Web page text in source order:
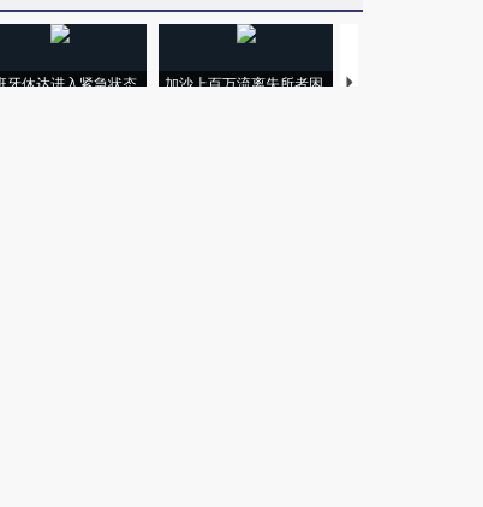
牙休达进入紧急状态
加沙上百万流离失所者困
马航飞行员跨国走私